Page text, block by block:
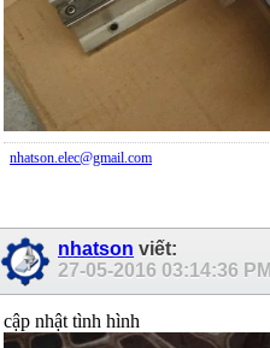
nhatson.elec@gmail.com
nhatson viết:
27-05-2016 03:14:36 PM
cập nhật tình hình